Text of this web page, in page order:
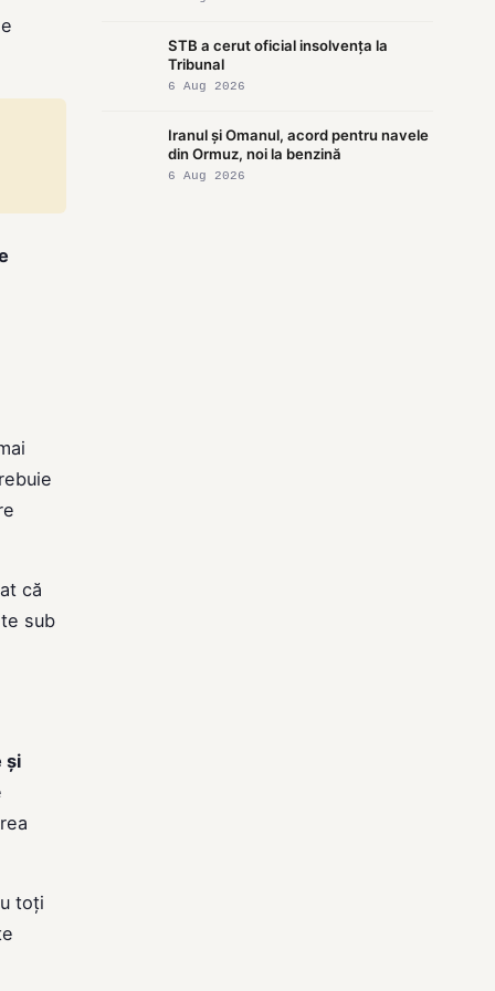
că
sub
și
toți
STB a cerut oficial insolvența la
Tribunal
6 Aug 2026
Iranul și Omanul, acord pentru navele
din Ormuz, noi la benzină
6 Aug 2026